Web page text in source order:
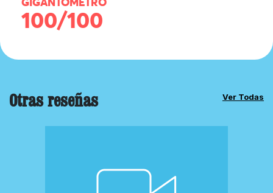
GIGANTÓMETRO
100/100
Otras reseñas Ver Todas